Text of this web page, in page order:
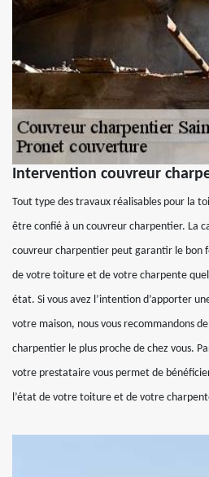
Intervention couvreur
Tout type des travaux réalisables pour la
être confié à un couvreur charpentier. La
couvreur charpentier peut garantir le bon
de votre toiture et de votre charpente quel
état. Si vous avez l’intention d’apporter
votre maison, nous vous recommandons
charpentier le plus proche de chez vous.
votre prestataire vous permet de
l’état de votre toiture et de votre